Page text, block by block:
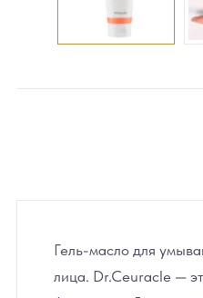
Гель-масло для
лица. Dr.Ceuracle —